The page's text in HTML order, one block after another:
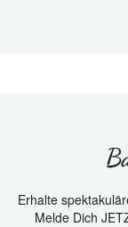
Erhalte
Melde Dich